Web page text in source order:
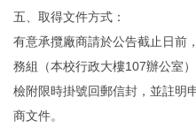
五、取得文件方式：
有意承攬廠商請於公告截止日前
務組（本校行政大樓107辦公室
檢附限時掛號回郵信封，並註明
商文件。